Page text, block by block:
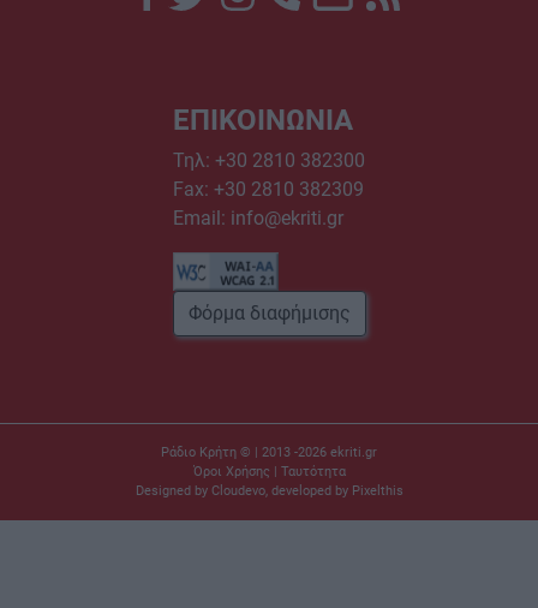
ΕΠΙΚΟΙΝΩΝΙΑ
Τηλ: +30 2810 382300
Fax: +30 2810 382309
Email: info@ekriti.gr
Φόρμα διαφήμισης
Ράδιο Κρήτη © | 2013 -2026 ekriti.gr
Όροι Χρήσης
Ταυτότητα
Designed by Cloudevo, developed by Pixelthis